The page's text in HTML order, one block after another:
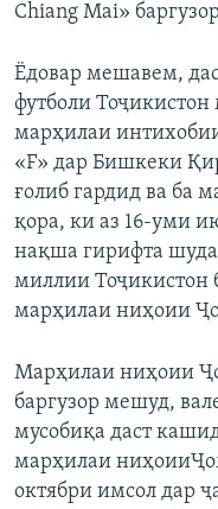
Chiang Mai»
Ёдовар мешавем,
футболи
марҳилаи
«F» дар Бишкеки
ғолиб гардид ва ба
қора, ки аз 16-уми
нақша гирифта
миллии Тоҷикистон
марҳилаи ниҳоии
Марҳилаи ниҳоии
баргузор мешуд,
мусобиқа даст
марҳилаи
октябри имсол дар